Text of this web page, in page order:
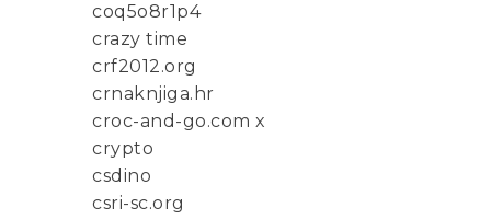
coq5o8r1p4
crazy time
crf2012.org
crnaknjiga.hr
croc-and-go.com x
crypto
csdino
csri-sc.org